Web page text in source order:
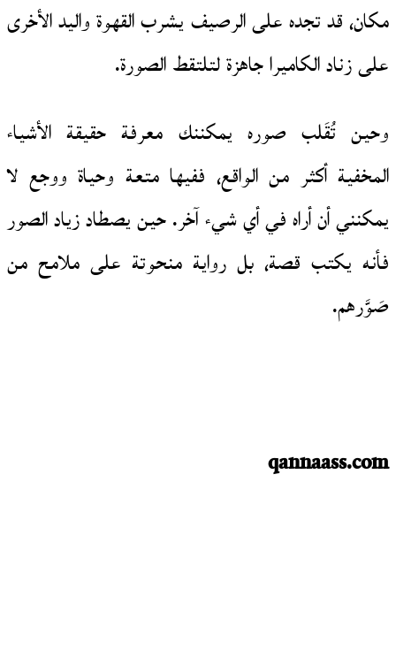
مكان، قد تجده على الرصيف يشرب القهوة واليد الأخرى
على زناد الكاميرا جاهزة لتلتقط الصورة.
وحين تُقَلب صوره يمكننك معرفة حقيقة الأشياء
المخفية أكثر من الواقع، ففيها متعة وحياة ووجع لا
يمكنني أن أراه في أي شيء آخر. حين يصطاد زياد الصور
فأنه يكتب قصة، بل رواية منحوتة على ملامح من
صَوَّرهم.
qannaass.com